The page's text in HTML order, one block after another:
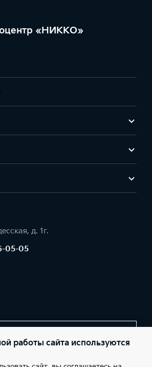
«НИККО»
д. 1г.
05-05
работы сайта используются